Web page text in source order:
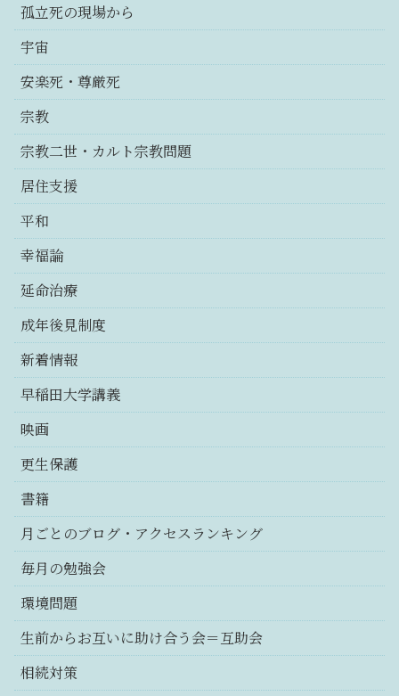
孤立死の現場から
宇宙
安楽死・尊厳死
宗教
宗教二世・カルト宗教問題
居住支援
平和
幸福論
延命治療
成年後見制度
新着情報
早稲田大学講義
映画
更生保護
書籍
月ごとのブログ・アクセスランキング
毎月の勉強会
環境問題
生前からお互いに助け合う会＝互助会
相続対策